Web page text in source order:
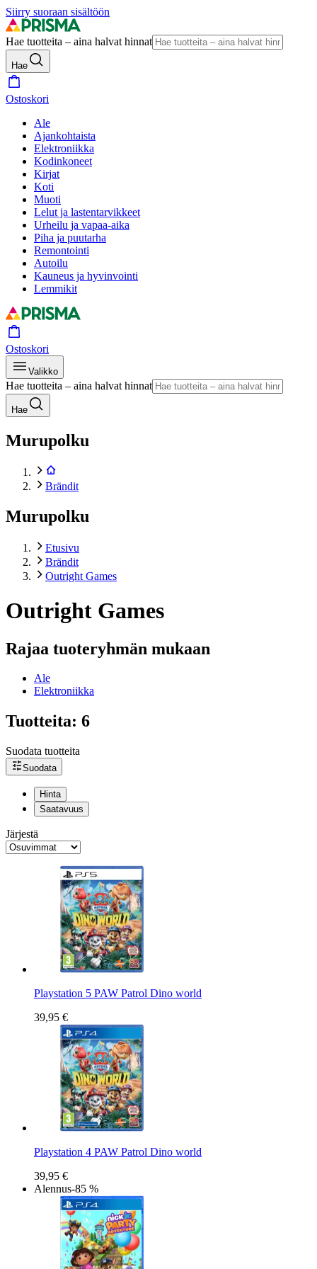
Siirry suoraan sisältöön
Hae tuotteita – aina halvat hinnat
Hae
Ostoskori
Ale
Ajankohtaista
Elektroniikka
Kodinkoneet
Kirjat
Koti
Muoti
Lelut ja lastentarvikkeet
Urheilu ja vapaa-aika
Piha ja puutarha
Remontointi
Autoilu
Kauneus ja hyvinvointi
Lemmikit
Ostoskori
Valikko
Hae tuotteita – aina halvat hinnat
Hae
Murupolku
Brändit
Murupolku
Etusivu
Brändit
Outright Games
Outright Games
Rajaa tuoteryhmän mukaan
Ale
Elektroniikka
Tuotteita: 6
Suodata tuotteita
Suodata
Hinta
Saatavuus
Järjestä
Playstation 5 PAW Patrol Dino world
39,95 €
Playstation 4 PAW Patrol Dino world
39,95 €
Alennus-85 %